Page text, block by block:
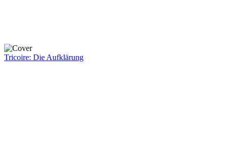
Tricoire: Die Aufklärung